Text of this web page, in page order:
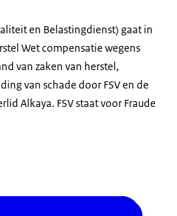
en Belastingdienst) gaat in
Wet compensatie wegens
van zaken van herstel,
van schade door FSV en de
Alkaya. FSV staat voor Fraude